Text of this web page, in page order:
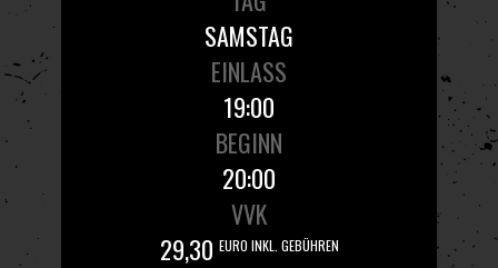
SAMSTAG
EINLASS
19:00
BEGINN
20:00
VVK
29,30 EURO INKL. GEBÜHREN